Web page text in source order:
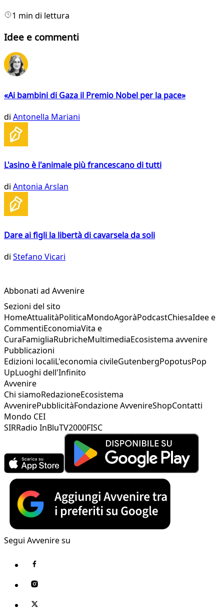
1 min di lettura
Idee e commenti
«Ai bambini di Gaza il Premio Nobel per la pace»
di Antonella Mariani
L'asino è l'animale più francescano di tutti
di Antonia Arslan
Dare ai figli la libertà di cavarsela da soli
di Stefano Vicari
Abbonati ad Avvenire
Sezioni del sito
HomeAttualitàPoliticaMondoAgoràPodcastChiesaIdee e
CommentiEconomiaVita e
CuraFamigliaRubricheMultimediaEcosistema avvenire
Pubblicazioni
Edizioni localiL'economia civileGutenbergPopotusPop
UpLuoghi dell'Infinito
Avvenire
Chi siamoRedazioneEcosistema
AvvenirePubblicitàFondazione AvvenireShopContatti
Mondo CEI
SIRRadio InBluTV2000FISC
Segui Avvenire su